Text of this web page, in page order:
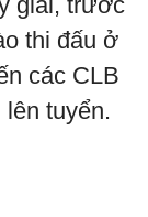
thi đấu ở
các CLB
tuyển.